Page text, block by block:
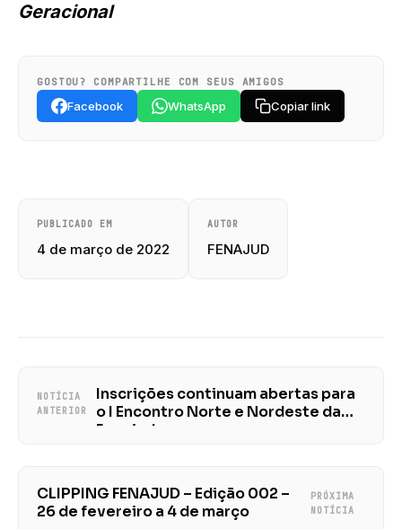
Geracional
GOSTOU? COMPARTILHE COM SEUS AMIGOS
Facebook WhatsApp Copiar link
PUBLICADO EM
4 de março de 2022
AUTOR
FENAJUD
NOTÍCIA
ANTERIOR
Inscrições continuam abertas para
o I Encontro Norte e Nordeste da
Fenajud
CLIPPING FENAJUD – Edição 002 –
26 de fevereiro a 4 de março
PRÓXIMA
NOTÍCIA